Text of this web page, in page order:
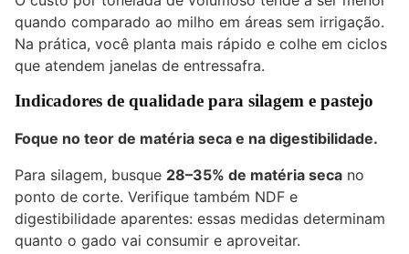
quando comparado ao milho em áreas sem irrigação.
Na prática, você planta mais rápido e colhe em ciclos
que atendem janelas de entressafra.
Indicadores de qualidade para silagem e pastejo
Foque no teor de matéria seca e na digestibilidade.
Para silagem, busque 28–35% de matéria seca no
ponto de corte. Verifique também NDF e
digestibilidade aparentes: essas medidas determinam
quanto o gado vai consumir e aproveitar.